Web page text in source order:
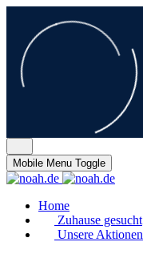
Mobile Menu Toggle
Home
Zuhause gesucht
Unsere Aktionen